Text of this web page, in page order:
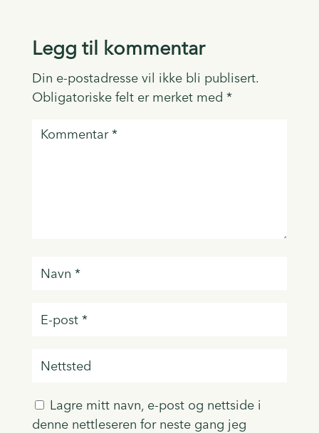
Legg til kommentar
Din e-postadresse vil ikke bli publisert.
Obligatoriske felt er merket med *
Lagre mitt navn, e-post og nettside i
denne nettleseren for neste gang jeg